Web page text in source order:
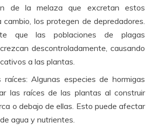
de la melaza que excretan estos
cambio, los protegen de depredadores.
que las poblaciones de plagas
descontroladamente, causando
a las plantas.
Algunas especies de hormigas
las raíces de las plantas al construir
o debajo de ellas. Esto puede afectar
agua y nutrientes.